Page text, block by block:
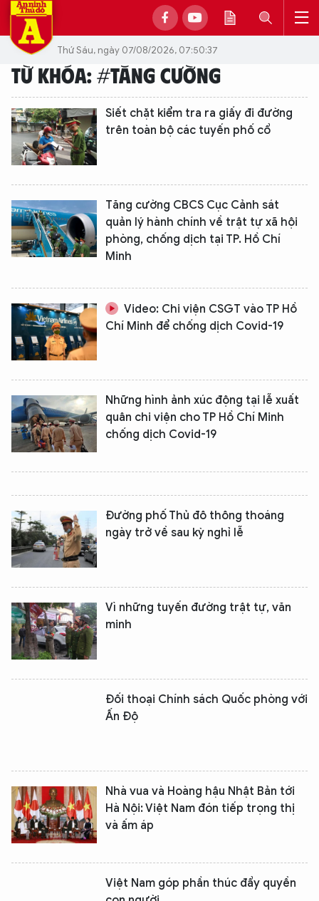
Thứ Sáu, ngày 07/08/2026, 07:50:37
TỪ KHÓA: #TĂNG CƯỜNG
Siết chặt kiểm tra ra giấy đi đường
trên toàn bộ các tuyến phố cổ
Tăng cường CBCS Cục Cảnh sát
quản lý hành chính về trật tự xã hội
phòng, chống dịch tại TP. Hồ Chí
Minh
Video: Chi viện CSGT vào TP Hồ
Chí Minh để chống dịch Covid-19
Những hình ảnh xúc động tại lễ xuất
quân chi viện cho TP Hồ Chí Minh
chống dịch Covid-19
Đường phố Thủ đô thông thoáng
ngày trở về sau kỳ nghỉ lễ
Vì những tuyến đường trật tự, văn
minh
Đối thoại Chính sách Quốc phòng với
Ấn Độ
Nhà vua và Hoàng hậu Nhật Bản tới
Hà Nội: Việt Nam đón tiếp trọng thị
và ấm áp
Việt Nam góp phần thúc đẩy quyền